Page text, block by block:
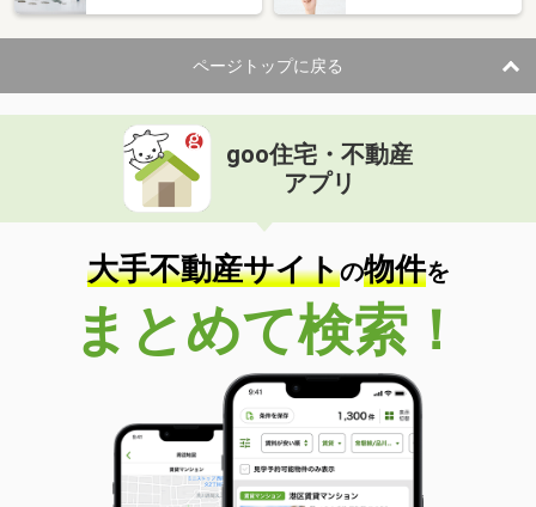
ページトップに戻る
goo住宅・不動産
アプリ
大手不動産サイトの物件を
まとめて検索！